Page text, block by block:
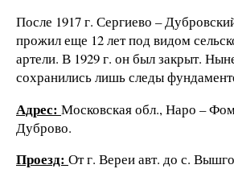
После 1917 г. Сергиево –
прожил еще 12 лет под видом
артели. В 1929 г. он был закрыт.
сохранились лишь следы
Адрес: Московская обл., Наро –
Дуброво.
Проезд: От г. Вереи авт. до с.